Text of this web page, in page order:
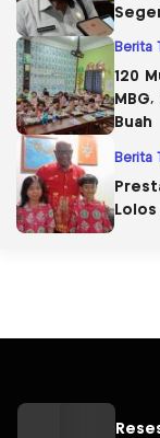
Berita
120
Buah
Berita